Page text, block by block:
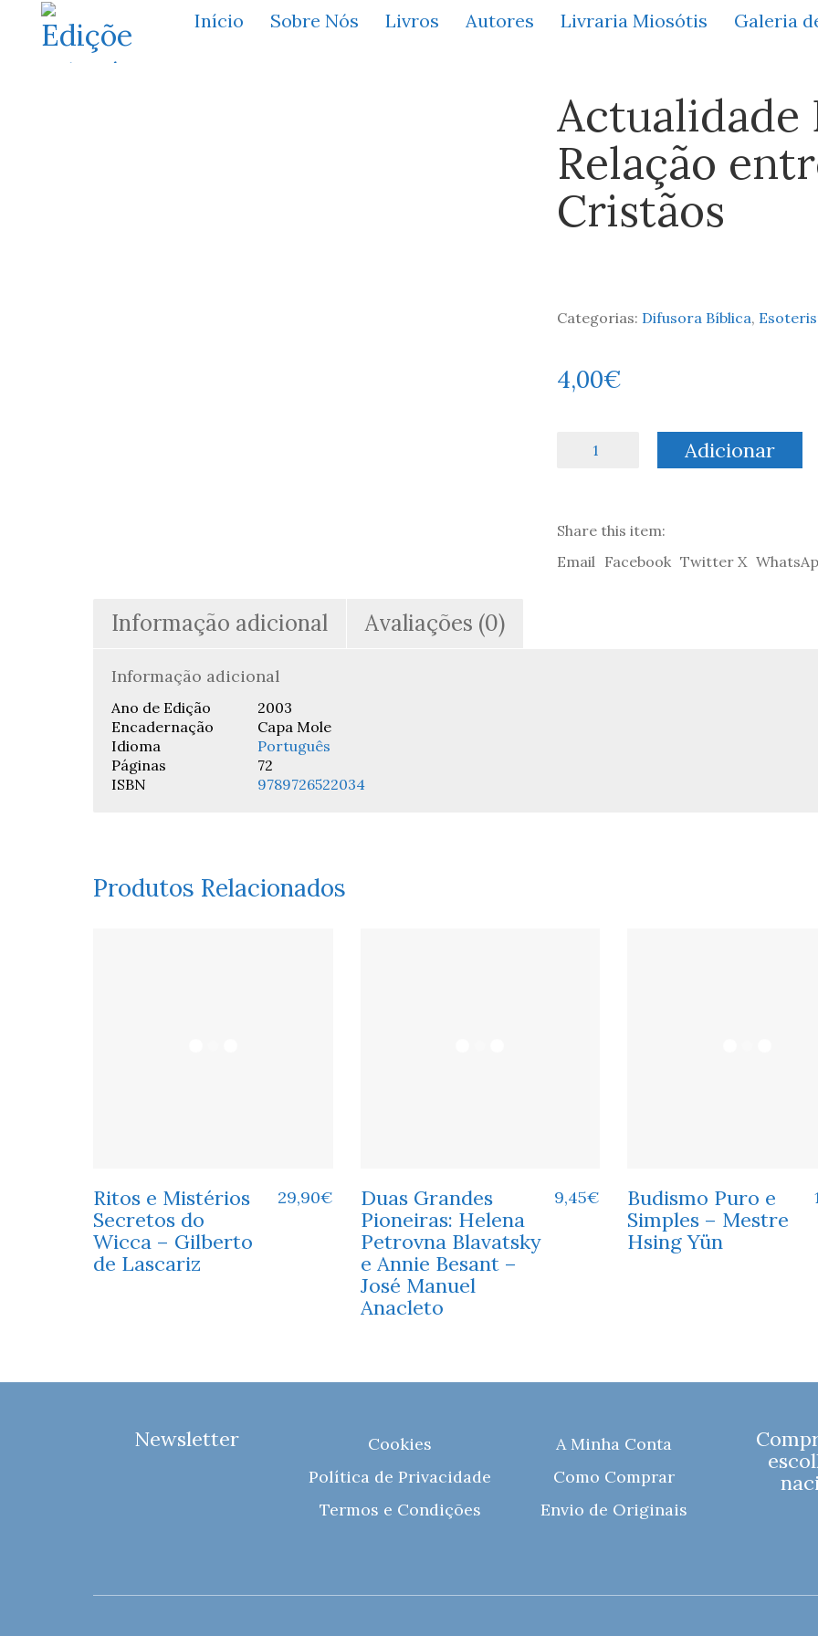
Início Sobre Nós Livros Autores Livraria Miosótis Galeria
Actualidade
Relação
Cristãos
Categorias: Difusora Bíblica,
4,00€
A
Relação
Adicionar
Share this item:
Email Facebook Twitter X
Informação adicional Avaliações (0)
Informação adicional
Ano de Edição
2003
Encadernação
Capa Mole
Idioma
Português
Páginas
72
ISBN
9789726522034
Produtos Relacionados
Ritos e Mistérios
Secretos do
Wicca – Gilberto
de Lascariz
29,90€
Duas Grandes
Pioneiras: Helena
Petrovna Blavatsky
e Annie Besant –
José Manuel
Anacleto
9,45€
Budismo Puro e
Simples – Mestre
Hsing Yün
Newsletter
Cookies
Política de Privacidade
Termos e Condições
A Minha Conta
Como Comprar
Envio de Originais